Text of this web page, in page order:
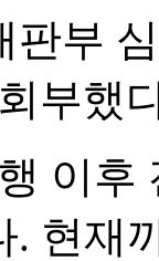
판부
부했
이후
. 현재